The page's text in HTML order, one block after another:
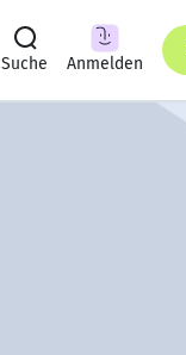
Suche Anmelden